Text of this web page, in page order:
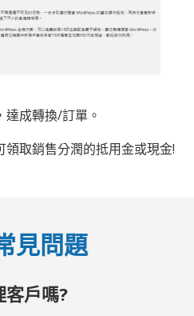
達成轉換/訂單。
領取銷售分潤的抵用金或現金!
見問題
客戶嗎?